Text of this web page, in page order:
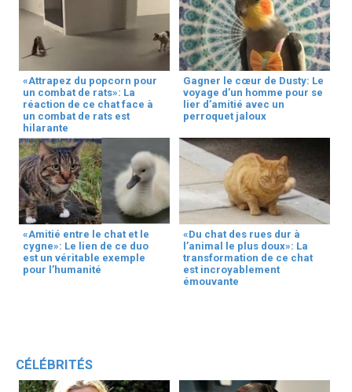
«Attrapez du popcorn pour
un combat de rats»: La
réaction de ce chat face à
un combat de rats est
hilarante
Gagner le cœur de Dusty: Le
voyage d’un homme pour se
lier d’amitié avec un
perroquet jaloux
«Amitié entre le chat et le
cygne»: Le lien de ce duo
est un véritable exemple
pour l’humanité
«Du chat des rues dur à
l’animal le plus doux»: La
transformation de ce chat
est incroyablement
émouvante
CÉLÉBRITÉS